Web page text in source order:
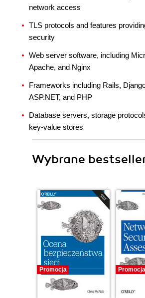
network access
TLS protocols and features
security
Web server software, including
Apache, and Nginx
Frameworks including Rails,
ASP.NET, and PHP
Database servers, storage
key-value stores
Wybrane
Promocja Promocja